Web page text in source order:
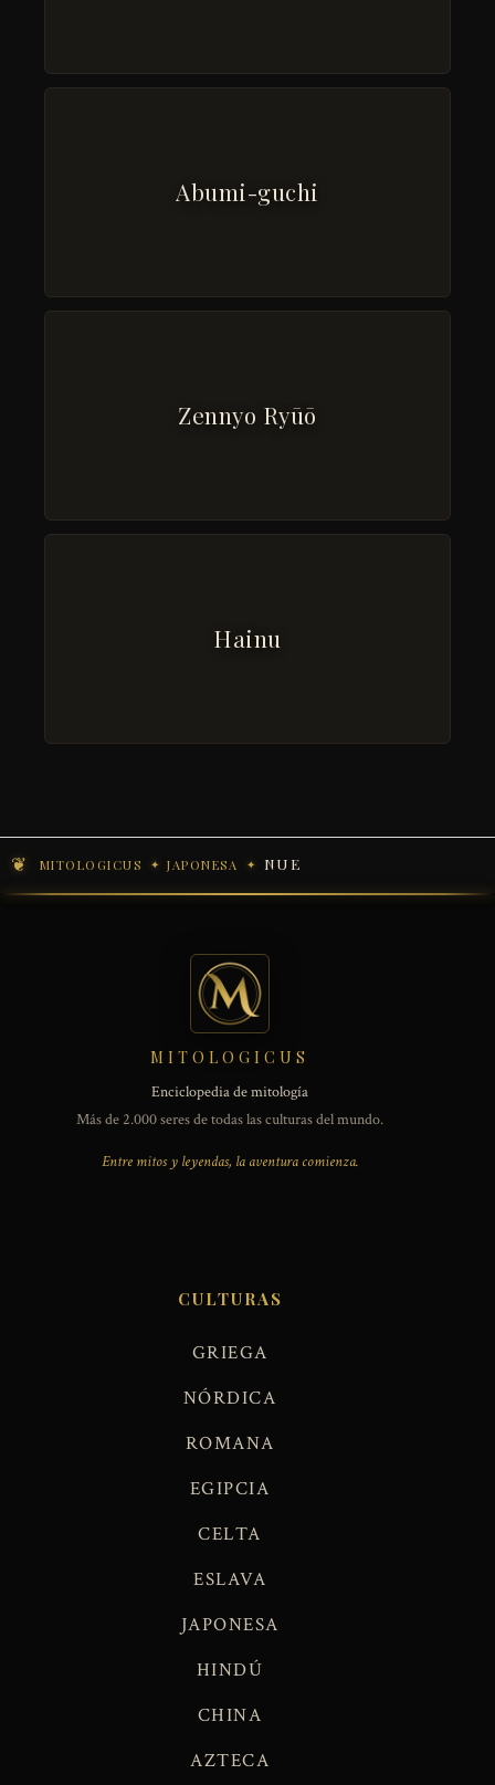
Abumi-guchi
Zennyo Ryūō
Hainu
MITOLOGICUS JAPONESA NUE
MITOLOGICUS
Enciclopedia de mitología
Más de 2.000 seres de todas las culturas del mundo.
Entre mitos y leyendas, la aventura comienza.
CULTURAS
GRIEGA
NÓRDICA
ROMANA
EGIPCIA
CELTA
ESLAVA
JAPONESA
HINDÚ
CHINA
AZTECA